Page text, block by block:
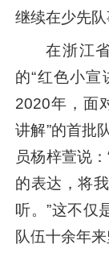
继续在少先
在浙江
的“红色小宣
2020年，面
讲解”的首批
员杨梓萱说
的表达，将
听。”这不仅
队伍十余年来